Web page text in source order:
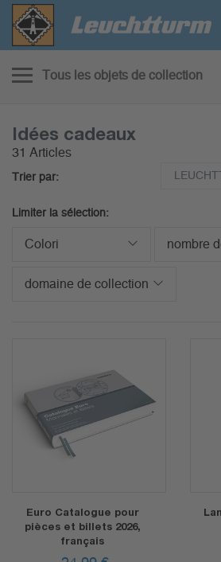
Tous les objets de collection
Idées cadeaux
31 Articles
Trier par:
Limiter la sélection:
Colori nombre
domaine de collection
Euro Catalogue pour
pièces et billets 2026,
français